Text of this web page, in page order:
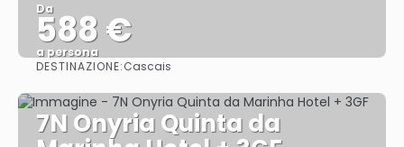
Da
588 €
a persona
DESTINAZIONE:Cascais
7N Onyria Quinta da